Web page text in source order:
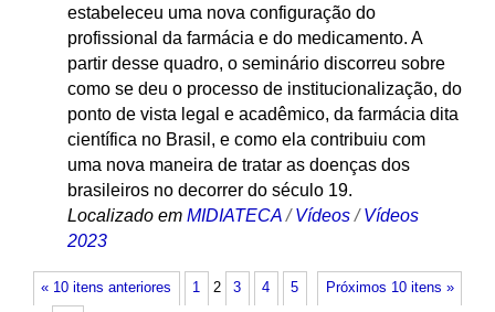
estabeleceu uma nova configuração do
profissional da farmácia e do medicamento. A
partir desse quadro, o seminário discorreu sobre
como se deu o processo de institucionalização, do
ponto de vista legal e acadêmico, da farmácia dita
científica no Brasil, e como ela contribuiu com
uma nova maneira de tratar as doenças dos
brasileiros no decorrer do século 19.
Localizado em MIDIATECA /Vídeos /Vídeos
2023
« 10 itens anteriores Próximos 10 itens »
1 2 3 4 5